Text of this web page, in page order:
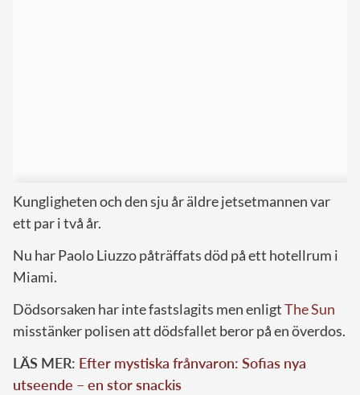
Kungligheten och den sju år äldre jetsetmannen var
ett par i två år.
Nu har Paolo Liuzzo påträffats död på ett hotellrum i
Miami.
Dödsorsaken har inte fastslagits men enligtThe Sun
misstänker polisen att dödsfallet beror på en överdos.
LÄS MER: Efter mystiska frånvaron: Sofias nya
utseende – en stor snackis